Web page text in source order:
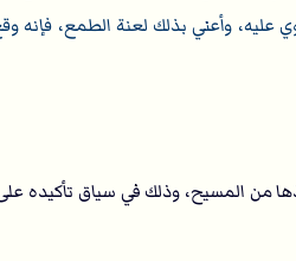
عليه، وأعني بذلك لعنة الطمع، فإنه
من المسيح، وذلك في سياق تأكيده